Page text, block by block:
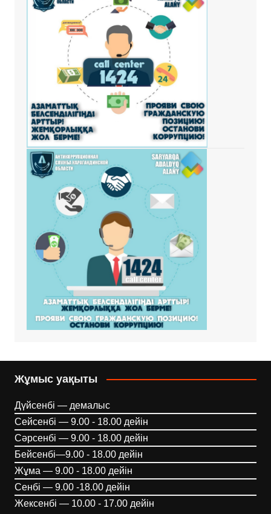
Жұмыс уақыты
Дүйсенбі — демалыс
Сейсенбі — 9.00 - 18.00 дейін
Сәрсенбі — 9.00 - 18.00 дейін
Бейсенбі—9.00 - 18.00 дейін
Жұма — 9.00 - 18.00 дейін
Сенбі — 9.00 -18.00 дейін
Жексенбі — 10.00 - 17.00 дейін